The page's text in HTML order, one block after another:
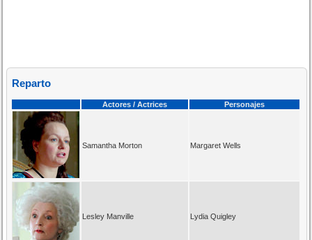
Reparto
Actores / Actrices Personajes
Samantha Morton Margaret Wells
Lesley Manville Lydia Quigley